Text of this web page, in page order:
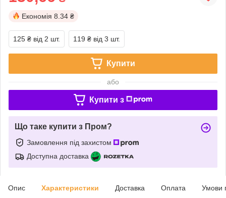
Економія 8.34 ₴
125 ₴ від 2 шт. 119 ₴ від 3 шт.
Купити
або
Купити з
Що таке купити з Пром?
Замовлення під захистом
Доступна доставка
Опис Характеристики Доставка Оплата Умови